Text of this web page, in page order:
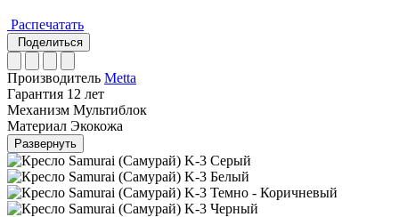
Распечатать
Поделиться
Производитель Metta
Гарантия 12 лет
Механизм Мультиблок
Материал Экокожа
Развернуть